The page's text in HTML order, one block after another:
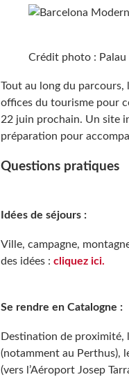
Crédit photo : Palau
Tout au long du parcours,
offices du tourisme pour
22 juin prochain. Un site
préparation pour
Questions pratiques
Idées de séjours :
Ville, campagne,
des idées : cliquez ici.
Se rendre en Catalogne :
Destination de proximité,
(notamment au Perthus),
(vers l’Aéroport Josep